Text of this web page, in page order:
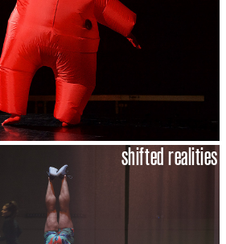
shifted realities